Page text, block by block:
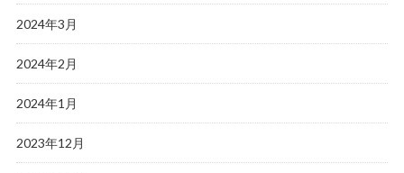
2024年3月
2024年2月
2024年1月
2023年12月